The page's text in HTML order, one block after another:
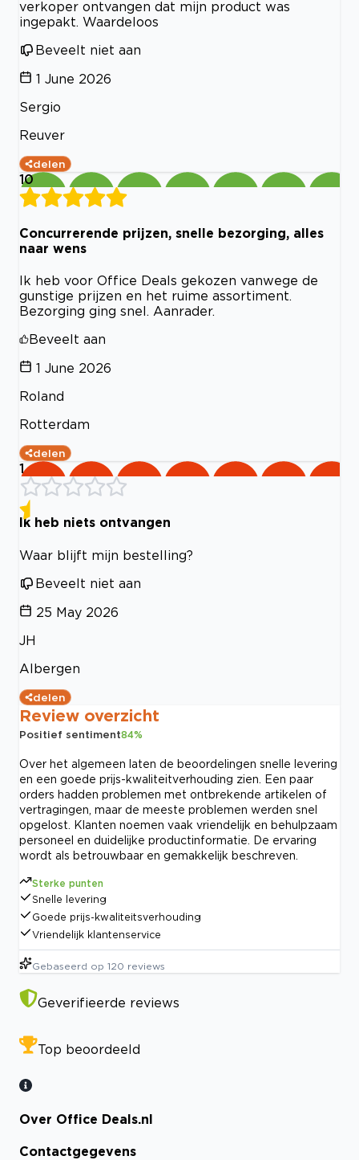
verkoper ontvangen dat mijn product was
ingepakt. Waardeloos
Beveelt niet aan
1 June 2026
Sergio
Reuver
delen
10
Concurrerende prijzen, snelle bezorging, alles
naar wens
Ik heb voor Office Deals gekozen vanwege de
gunstige prijzen en het ruime assortiment.
Bezorging ging snel. Aanrader.
Beveelt aan
1 June 2026
Roland
Rotterdam
delen
1
Ik heb niets ontvangen
Waar blijft mijn bestelling?
Beveelt niet aan
25 May 2026
JH
Albergen
delen
Review overzicht
Positief sentiment84%
Over het algemeen laten de beoordelingen snelle levering
en een goede prijs-kwaliteitverhouding zien. Een paar
orders hadden problemen met ontbrekende artikelen of
vertragingen, maar de meeste problemen werden snel
opgelost. Klanten noemen vaak vriendelijk en behulpzaam
personeel en duidelijke productinformatie. De ervaring
wordt als betrouwbaar en gemakkelijk beschreven.
Sterke punten
Snelle levering
Goede prijs-kwaliteitsverhouding
Vriendelijk klantenservice
Gebaseerd op 120 reviews
Geverifieerde reviews
Top beoordeeld
Over Office Deals.nl
Contactgegevens